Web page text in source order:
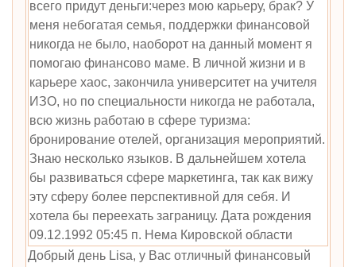
всего придут деньги:через мою карьеру, брак? У
меня небогатая семья, поддержки финансовой
никогда не было, наоборот на данный момент я
помогаю финансово маме. В личной жизни и в
карьере хаос, закончила университет на учителя
ИЗО, но по специальности никогда не работала,
всю жизнь работаю в сфере туризма:
бронирование отелей, организация мероприятий.
Знаю несколько языков. В дальнейшем хотела
бы развиваться сфере маркетинга, так как вижу
эту сферу более перспективной для себя. И
хотела бы переехать заграницу. Дата рождения
09.12.1992 05:45 п. Нема Кировской области
Добрый день Lisa, у Вас отличный финансовый